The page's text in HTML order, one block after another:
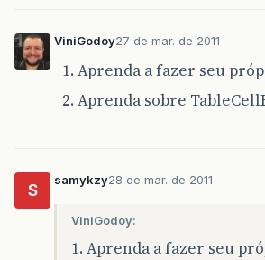
ViniGodoy27 de mar. de 2011
Aprenda a fazer seu
Aprenda sobre
S
samykzy28 de mar. de 2011
ViniGodoy:
1. Aprenda a fazer seu